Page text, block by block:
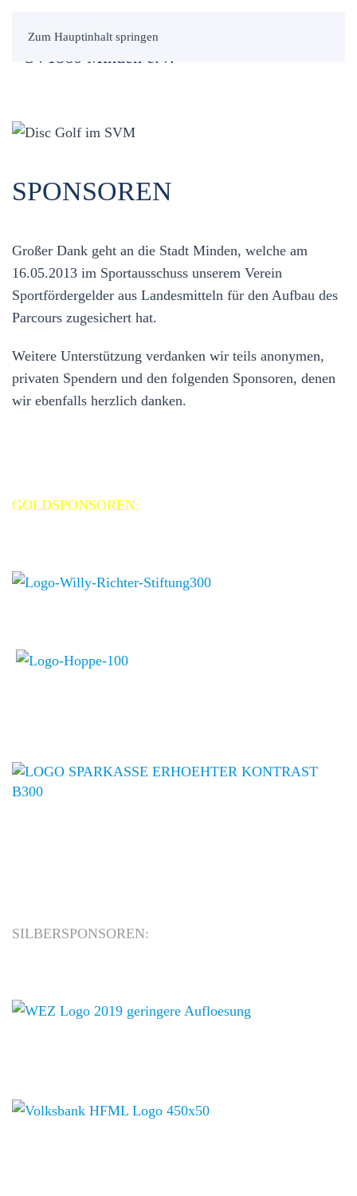
Zum Hauptinhalt springen
SPONSOREN
Großer Dank geht an die Stadt Minden, welche am
16.05.2013 im Sportausschuss unserem Verein
Sportfördergelder aus Landesmitteln für den Aufbau des
Parcours zugesichert hat.
Weitere Unterstützung verdanken wir teils anonymen,
privaten Spendern und den folgenden Sponsoren, denen
wir ebenfalls herzlich danken.
GOLDSPONSOREN:
SILBERSPONSOREN: